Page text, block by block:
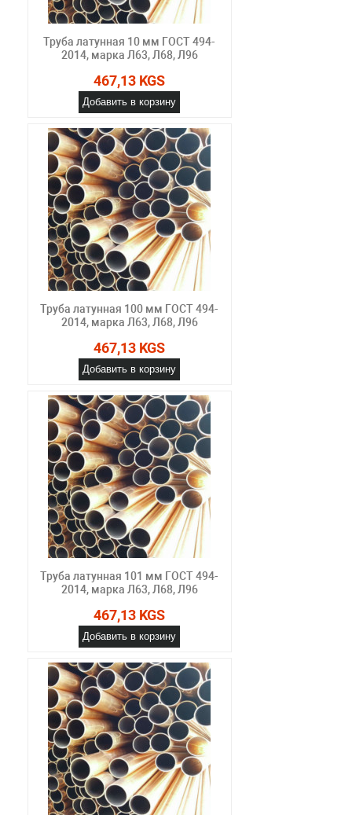
Труба латунная 10 мм ГОСТ 494-
2014, марка Л63, Л68, Л96
467,13 KGS
Добавить в корзину
Труба латунная 100 мм ГОСТ 494-
2014, марка Л63, Л68, Л96
467,13 KGS
Добавить в корзину
Труба латунная 101 мм ГОСТ 494-
2014, марка Л63, Л68, Л96
467,13 KGS
Добавить в корзину